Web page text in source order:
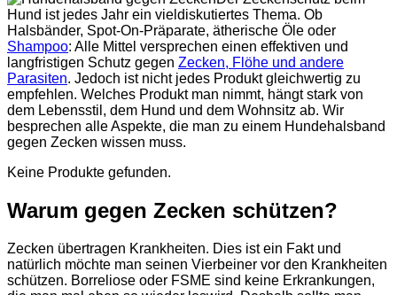
Hund ist jedes Jahr ein vieldiskutiertes Thema. Ob
Halsbänder, Spot-On-Präparate, ätherische Öle oder
Shampoo: Alle Mittel versprechen einen effektiven und
langfristigen Schutz gegen Zecken, Flöhe und andere
Parasiten. Jedoch ist nicht jedes Produkt gleichwertig zu
empfehlen. Welches Produkt man nimmt, hängt stark von
dem Lebensstil, dem Hund und dem Wohnsitz ab. Wir
besprechen alle Aspekte, die man zu einem Hundehalsband
gegen Zecken wissen muss.
Keine Produkte gefunden.
Warum gegen Zecken schützen?
Zecken übertragen Krankheiten. Dies ist ein Fakt und
natürlich möchte man seinen Vierbeiner vor den Krankheiten
schützen. Borreliose oder FSME sind keine Erkrankungen,